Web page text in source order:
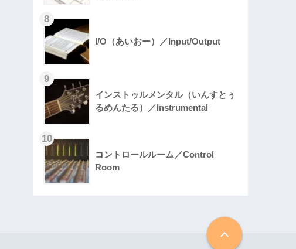
I/O（あいおー）／Input/Output
インストゥルメンタル（いんすとぅ
るめんたる）／Instrumental
コントロールルーム／Control
Room